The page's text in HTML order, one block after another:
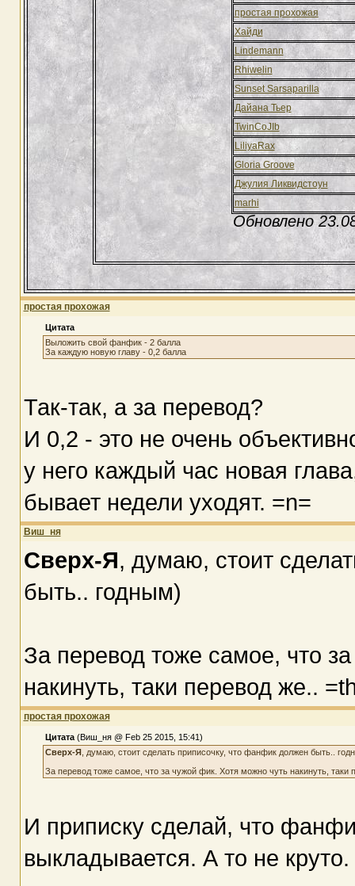
простая прохожая
Хайди
Lindemann
Rhiwelin
Sunset Sarsaparilla
Дайана Тьер
TwinCoJIb
LiliyaRax
Gloria Groove
Джулия Ликвидстоун
marhi
Обновлено
простая прохожая
Цитата
Выложить свой фанфик - 2 балла
За каждую новую главу - 0,2 балла
Так-так, а за перевод?
И 0,2 - это не очень
у него каждый час новая
бывает недели уходят. =n=
Виш_ня
Сверх-Я, думаю, стоит
быть.. годным)
За перевод тоже самое, что
накинуть, таки перевод же..
простая прохожая
Цитата (Виш_ня @ Feb 25 2015, 15:41)
Сверх-Я , думаю, стоит сделать приписочку, что фанфик должен быть..
За перевод тоже самое, что за чужой фик. Хотя можно чуть накинуть, таки
И приписку сделай, что
выкладывается. А то не круто.